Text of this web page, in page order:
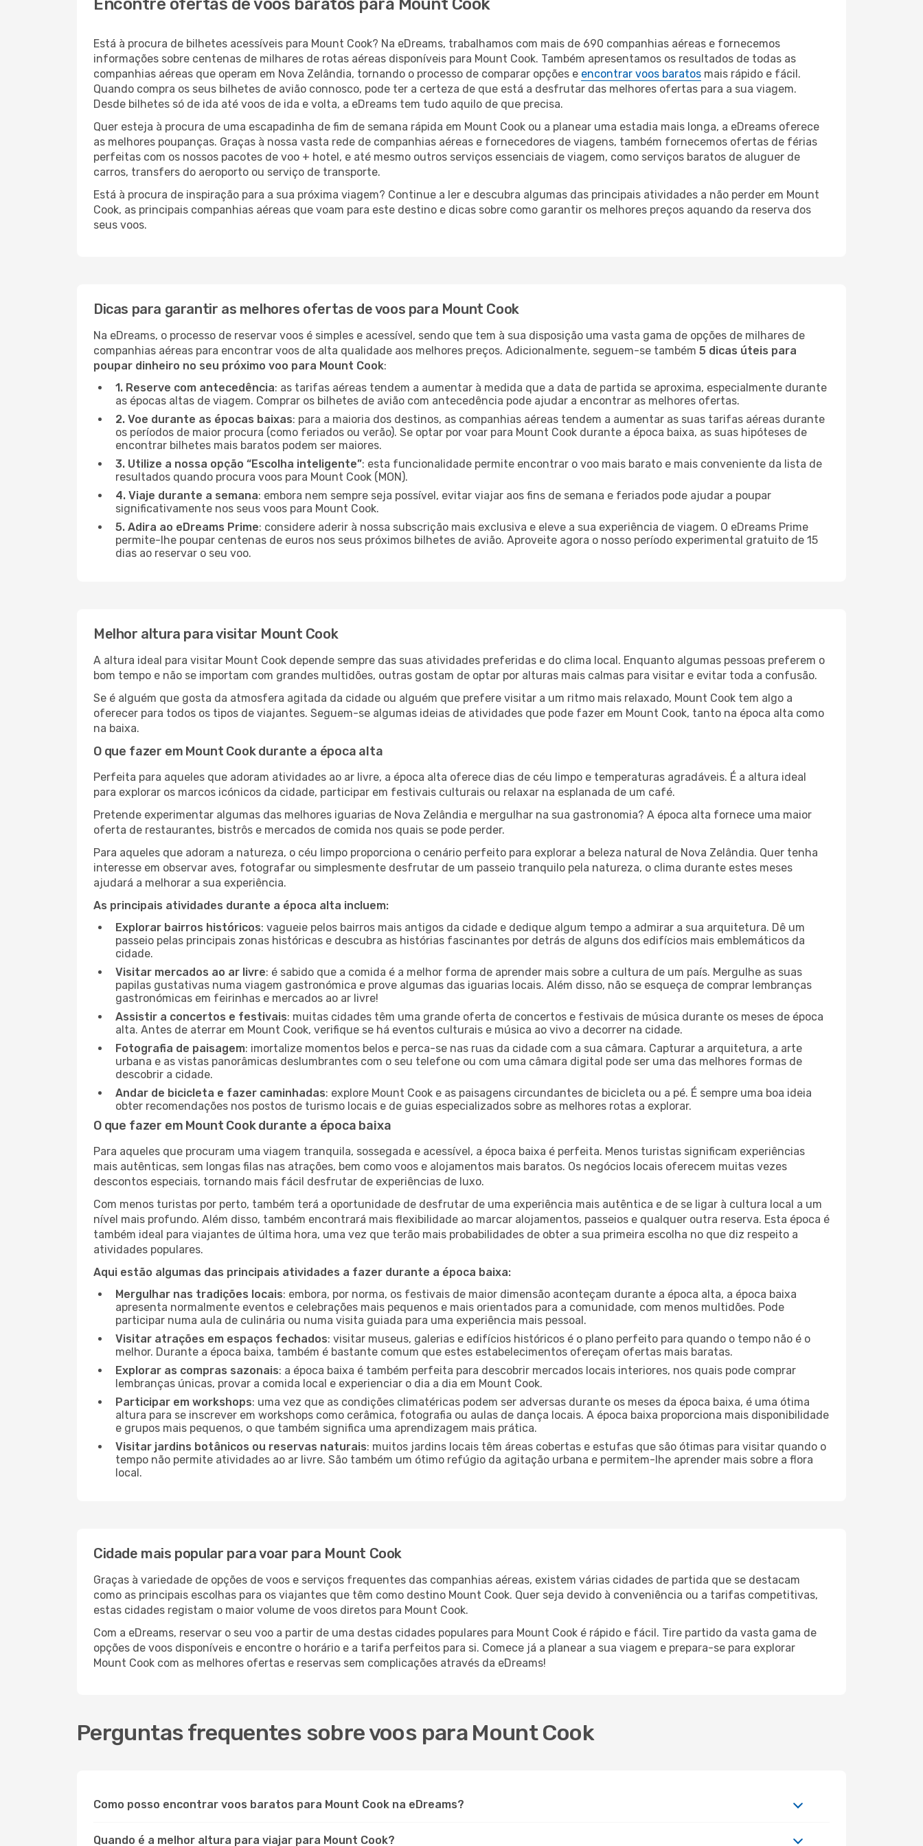
Encontre ofertas de voos baratos para Mount Cook
Está à procura de bilhetes acessíveis para Mount Cook? Na eDreams, trabalhamos com mais de 690 companhias aéreas e fornecemos
informações sobre centenas de milhares de rotas aéreas disponíveis para Mount Cook. Também apresentamos os resultados de todas as
companhias aéreas que operam em Nova Zelândia, tornando o processo de comparar opções e encontrar voos baratos mais rápido e fácil.
Quando compra os seus bilhetes de avião connosco, pode ter a certeza de que está a desfrutar das melhores ofertas para a sua viagem.
Desde bilhetes só de ida até voos de ida e volta, a eDreams tem tudo aquilo de que precisa.
Quer esteja à procura de uma escapadinha de fim de semana rápida em Mount Cook ou a planear uma estadia mais longa, a eDreams oferece
as melhores poupanças. Graças à nossa vasta rede de companhias aéreas e fornecedores de viagens, também fornecemos ofertas de férias
perfeitas com os nossos pacotes de voo + hotel, e até mesmo outros serviços essenciais de viagem, como serviços baratos de aluguer de
carros, transfers do aeroporto ou serviço de transporte.
Está à procura de inspiração para a sua próxima viagem? Continue a ler e descubra algumas das principais atividades a não perder em Mount
Cook, as principais companhias aéreas que voam para este destino e dicas sobre como garantir os melhores preços aquando da reserva dos
seus voos.
Dicas para garantir as melhores ofertas de voos para Mount Cook
Na eDreams, o processo de reservar voos é simples e acessível, sendo que tem à sua disposição uma vasta gama de opções de milhares de
companhias aéreas para encontrar voos de alta qualidade aos melhores preços. Adicionalmente, seguem-se também 5 dicas úteis para
poupar dinheiro no seu próximo voo para Mount Cook:
1. Reserve com antecedência: as tarifas aéreas tendem a aumentar à medida que a data de partida se aproxima, especialmente durante
as épocas altas de viagem. Comprar os bilhetes de avião com antecedência pode ajudar a encontrar as melhores ofertas.
2. Voe durante as épocas baixas: para a maioria dos destinos, as companhias aéreas tendem a aumentar as suas tarifas aéreas durante
os períodos de maior procura (como feriados ou verão). Se optar por voar para Mount Cook durante a época baixa, as suas hipóteses de
encontrar bilhetes mais baratos podem ser maiores.
3. Utilize a nossa opção “Escolha inteligente”: esta funcionalidade permite encontrar o voo mais barato e mais conveniente da lista de
resultados quando procura voos para Mount Cook (MON).
4. Viaje durante a semana: embora nem sempre seja possível, evitar viajar aos fins de semana e feriados pode ajudar a poupar
significativamente nos seus voos para Mount Cook.
5. Adira ao eDreams Prime: considere aderir à nossa subscrição mais exclusiva e eleve a sua experiência de viagem. O eDreams Prime
permite-lhe poupar centenas de euros nos seus próximos bilhetes de avião. Aproveite agora o nosso período experimental gratuito de 15
dias ao reservar o seu voo.
Melhor altura para visitar Mount Cook
A altura ideal para visitar Mount Cook depende sempre das suas atividades preferidas e do clima local. Enquanto algumas pessoas preferem o
bom tempo e não se importam com grandes multidões, outras gostam de optar por alturas mais calmas para visitar e evitar toda a confusão.
Se é alguém que gosta da atmosfera agitada da cidade ou alguém que prefere visitar a um ritmo mais relaxado, Mount Cook tem algo a
oferecer para todos os tipos de viajantes. Seguem-se algumas ideias de atividades que pode fazer em Mount Cook, tanto na época alta como
na baixa.
O que fazer em Mount Cook durante a época alta
Perfeita para aqueles que adoram atividades ao ar livre, a época alta oferece dias de céu limpo e temperaturas agradáveis. É a altura ideal
para explorar os marcos icónicos da cidade, participar em festivais culturais ou relaxar na esplanada de um café.
Pretende experimentar algumas das melhores iguarias de Nova Zelândia e mergulhar na sua gastronomia? A época alta fornece uma maior
oferta de restaurantes, bistrôs e mercados de comida nos quais se pode perder.
Para aqueles que adoram a natureza, o céu limpo proporciona o cenário perfeito para explorar a beleza natural de Nova Zelândia. Quer tenha
interesse em observar aves, fotografar ou simplesmente desfrutar de um passeio tranquilo pela natureza, o clima durante estes meses
ajudará a melhorar a sua experiência.
As principais atividades durante a época alta incluem:
Explorar bairros históricos: vagueie pelos bairros mais antigos da cidade e dedique algum tempo a admirar a sua arquitetura. Dê um
passeio pelas principais zonas históricas e descubra as histórias fascinantes por detrás de alguns dos edifícios mais emblemáticos da
cidade.
Visitar mercados ao ar livre: é sabido que a comida é a melhor forma de aprender mais sobre a cultura de um país. Mergulhe as suas
papilas gustativas numa viagem gastronómica e prove algumas das iguarias locais. Além disso, não se esqueça de comprar lembranças
gastronómicas em feirinhas e mercados ao ar livre!
Assistir a concertos e festivais: muitas cidades têm uma grande oferta de concertos e festivais de música durante os meses de época
alta. Antes de aterrar em Mount Cook, verifique se há eventos culturais e música ao vivo a decorrer na cidade.
Fotografia de paisagem: imortalize momentos belos e perca-se nas ruas da cidade com a sua câmara. Capturar a arquitetura, a arte
urbana e as vistas panorâmicas deslumbrantes com o seu telefone ou com uma câmara digital pode ser uma das melhores formas de
descobrir a cidade.
Andar de bicicleta e fazer caminhadas: explore Mount Cook e as paisagens circundantes de bicicleta ou a pé. É sempre uma boa ideia
obter recomendações nos postos de turismo locais e de guias especializados sobre as melhores rotas a explorar.
O que fazer em Mount Cook durante a época baixa
Para aqueles que procuram uma viagem tranquila, sossegada e acessível, a época baixa é perfeita. Menos turistas significam experiências
mais autênticas, sem longas filas nas atrações, bem como voos e alojamentos mais baratos. Os negócios locais oferecem muitas vezes
descontos especiais, tornando mais fácil desfrutar de experiências de luxo.
Com menos turistas por perto, também terá a oportunidade de desfrutar de uma experiência mais autêntica e de se ligar à cultura local a um
nível mais profundo. Além disso, também encontrará mais flexibilidade ao marcar alojamentos, passeios e qualquer outra reserva. Esta época é
também ideal para viajantes de última hora, uma vez que terão mais probabilidades de obter a sua primeira escolha no que diz respeito a
atividades populares.
Aqui estão algumas das principais atividades a fazer durante a época baixa:
Mergulhar nas tradições locais: embora, por norma, os festivais de maior dimensão aconteçam durante a época alta, a época baixa
apresenta normalmente eventos e celebrações mais pequenos e mais orientados para a comunidade, com menos multidões. Pode
participar numa aula de culinária ou numa visita guiada para uma experiência mais pessoal.
Visitar atrações em espaços fechados: visitar museus, galerias e edifícios históricos é o plano perfeito para quando o tempo não é o
melhor. Durante a época baixa, também é bastante comum que estes estabelecimentos ofereçam ofertas mais baratas.
Explorar as compras sazonais: a época baixa é também perfeita para descobrir mercados locais interiores, nos quais pode comprar
lembranças únicas, provar a comida local e experienciar o dia a dia em Mount Cook.
Participar em workshops: uma vez que as condições climatéricas podem ser adversas durante os meses da época baixa, é uma ótima
altura para se inscrever em workshops como cerâmica, fotografia ou aulas de dança locais. A época baixa proporciona mais disponibilidade
e grupos mais pequenos, o que também significa uma aprendizagem mais prática.
Visitar jardins botânicos ou reservas naturais: muitos jardins locais têm áreas cobertas e estufas que são ótimas para visitar quando o
tempo não permite atividades ao ar livre. São também um ótimo refúgio da agitação urbana e permitem-lhe aprender mais sobre a flora
local.
Cidade mais popular para voar para Mount Cook
Graças à variedade de opções de voos e serviços frequentes das companhias aéreas, existem várias cidades de partida que se destacam
como as principais escolhas para os viajantes que têm como destino Mount Cook. Quer seja devido à conveniência ou a tarifas competitivas,
estas cidades registam o maior volume de voos diretos para Mount Cook.
Com a eDreams, reservar o seu voo a partir de uma destas cidades populares para Mount Cook é rápido e fácil. Tire partido da vasta gama de
opções de voos disponíveis e encontre o horário e a tarifa perfeitos para si. Comece já a planear a sua viagem e prepara-se para explorar
Mount Cook com as melhores ofertas e reservas sem complicações através da eDreams!
Perguntas frequentes sobre voos para Mount Cook
Como posso encontrar voos baratos para Mount Cook na eDreams?
Quando é a melhor altura para viajar para Mount Cook?